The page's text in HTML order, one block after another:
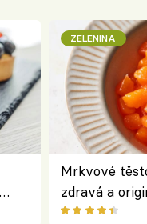
ZELENINA
Mrkvové
zdravá a
klasiky